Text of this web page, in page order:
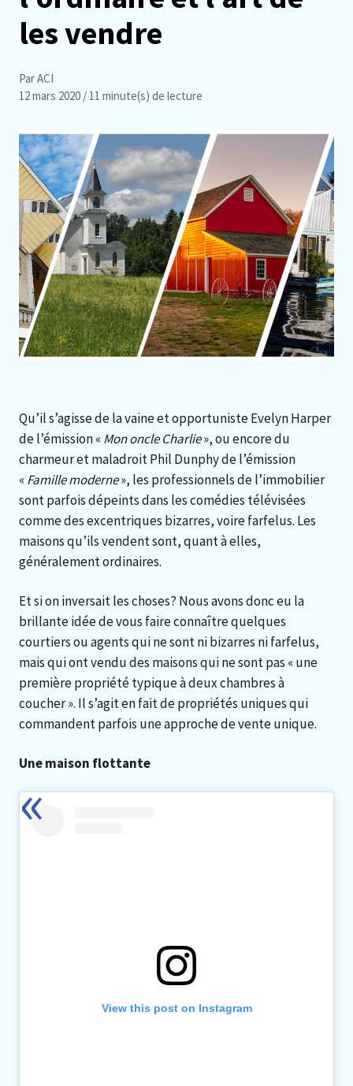
les vendre
Par ACI
12 mars 2020 / 11 minute(s) de lecture
Qu’il s’agisse de la vaine et opportuniste Evelyn Harper
de l’émission «Mon oncle Charlie», ou encore du
charmeur et maladroit Phil Dunphy de l’émission
«Famille moderne», les professionnels de l’immobilier
sont parfois dépeints dans les comédies télévisées
comme des excentriques bizarres, voire farfelus. Les
maisons qu’ils vendent sont, quant à elles,
généralement ordinaires.
Et si on inversait les choses? Nous avons donc eu la
brillante idée de vous faire connaître quelques
courtiers ou agents qui ne sont ni bizarres ni farfelus,
mais qui ont vendu des maisons qui ne sont pas « une
première propriété typique à deux chambres à
coucher ». Il s’agit en fait de propriétés uniques qui
commandent parfois une approche de vente unique.
Une maison flottante
View this post on Instagram